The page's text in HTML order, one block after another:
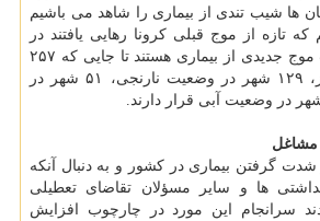
ها شیب تندی از بیماری را شاهد می باشیم
تازه از موج قبلی کرونا رهایی یافتند در
حال پیشروی به سمت موج جدیدی از بیماری هستند تا جایی که ۲۵۷
شهر در وضعیت قرمز، ۱۲۹ شهر در وضعیت نارنجی، ۵۱ شهر در
گرفتن بیماری در کشور و به دنبال آنکه
ها و سایر مسؤلان تقاضای تعطیلی
سرانجام این مورد در چارچوب افزایش